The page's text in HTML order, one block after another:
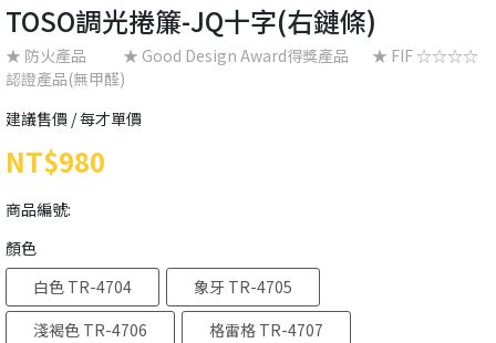
TOSO調光捲簾-JQ十字(右鏈條)
★ 防火產品 ★ Good Design Award得獎產品 ★ FIF ☆☆☆☆
認證產品(無甲醛)
建議售價 / 每才單價
NT$980
商品編號:
顏色
白色 TR-4704
象牙 TR-4705
淺褐色 TR-4706
格雷格 TR-4707